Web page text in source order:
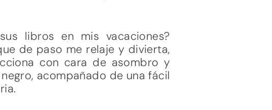
libros en mis vacaciones?
de paso me relaje y divierta,
con cara de asombro y
acompañado de una fácil